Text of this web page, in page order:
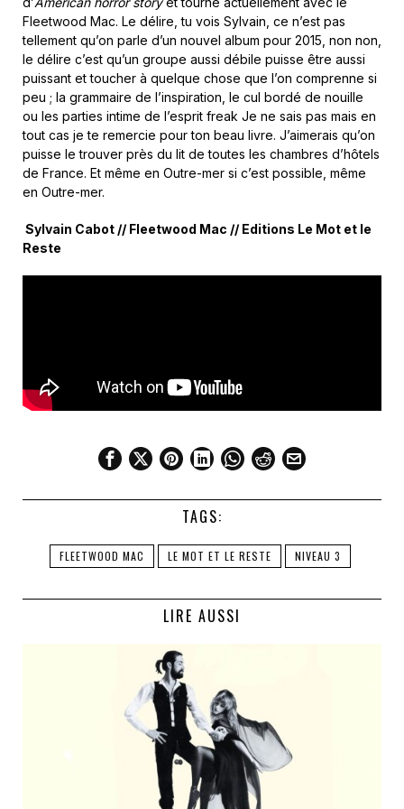
Fleetwood Mac. Le délire, tu vois Sylvain, ce n’est pas
tellement qu’on parle d’un nouvel album pour 2015, non non,
le délire c’est qu’un groupe aussi débile puisse être aussi
puissant et toucher à quelque chose que l’on comprenne si
peu ; la grammaire de l’inspiration, le cul bordé de nouille
ou les parties intime de l’esprit freak Je ne sais pas mais en
tout cas je te remercie pour ton beau livre. J’aimerais qu’on
puisse le trouver près du lit de toutes les chambres d’hôtels
de France. Et même en Outre-mer si c’est possible, même
en Outre-mer.
Sylvain Cabot // Fleetwood Mac // Editions Le Mot et le
Reste
TAGS:
FLEETWOOD MAC LE MOT ET LE RESTE NIVEAU 3
LIRE AUSSI